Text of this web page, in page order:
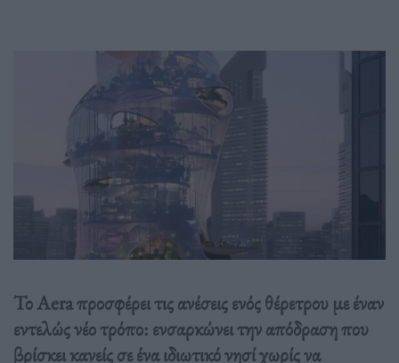
Το Aera προσφέρει τις ανέσεις ενός θέρετρου με έναν
εντελώς νέο τρόπο: ενσαρκώνει την απόδραση που
βρίσκει κανείς σε ένα ιδιωτικό νησί χωρίς να